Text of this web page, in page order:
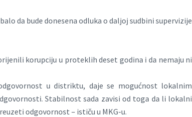
da bude donesena odluka o daljoj sudbini supervizije
korupciju u proteklih deset godina i da nemaju ni
u distriktu, daje se mogućnost lokalnim
Stabilnost sada zavisi od toga da li lokalni
odgovornost – ističu u MKG-u.